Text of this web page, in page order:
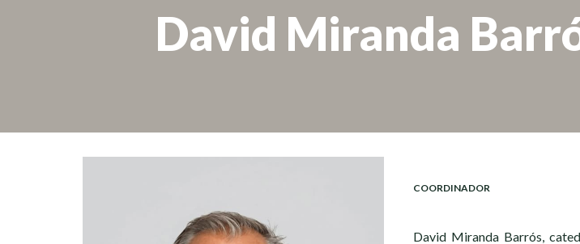
David Miranda
COORDINADOR
David Miranda Barrós,